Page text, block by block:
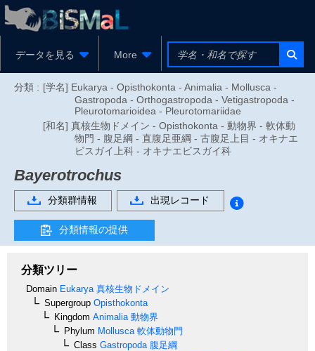
データを見る More
分類 : [学名] Eukarya - Opisthokonta - Animalia - Mollusca -
Gastropoda - Orthogastropoda - Vetigastropoda -
Pleurotomarioidea - Pleurotomariidae
[和名] 真核生物ドメイン - Opisthokonta - 動物界 - 軟体動
物門 - 腹足綱 - 直腹足亜綱 - 古腹足上目 - オキナエ
ビスガイ上科 - オキナエビスガイ科
Bayerotrochus
分類群情報 出現レコード
分類情報の提供
分類ツリー
Domain Eukarya 真核生物ドメイン
Supergroup Opisthokonta
Kingdom Animalia 動物界
Phylum Mollusca 軟体動物門
Class Gastropoda 腹足綱